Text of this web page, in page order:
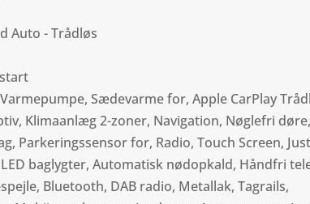
Auto - Trådløs
Sædevarme for, Apple CarPlay
Klimaanlæg 2-zoner, Navigation, Nøglefri
Parkeringssensor for, Radio, Touch Screen,
baglygter, Automatisk nødopkald, Håndfri
Bluetooth, DAB radio, Metallak, Tagrails,